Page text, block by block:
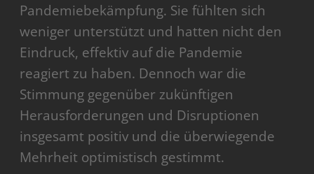
Pandemiebekämpfung. Sie fühlten sich
weniger unterstützt und hatten nicht den
Eindruck, effektiv auf die Pandemie
reagiert zu haben. Dennoch war die
Stimmung gegenüber zukünftigen
Herausforderungen und Disruptionen
insgesamt positiv und die überwiegende
Mehrheit optimistisch gestimmt.